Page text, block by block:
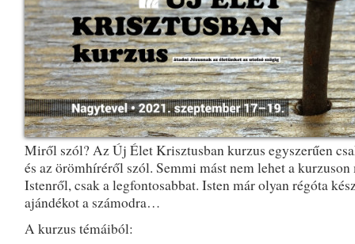
Miről szól? Az Új Élet Krisztusban kurzus egyszerűen
és az örömhíréről szól. Semmi mást nem lehet a
Istenről, csak a legfontosabbat. Isten már olyan régóta
ajándékot a számodra…
A kurzus témáiból: